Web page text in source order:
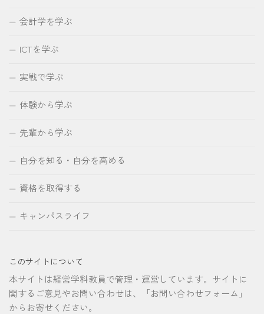
会計学を学ぶ
ICTを学ぶ
実戦で学ぶ
体験から学ぶ
先輩から学ぶ
自分を知る・自分を高める
資格を取得する
キャンパスライフ
このサイトについて
本サイトは経営学科教員で管理・運営しています。サイトに
関するご意見やお問い合わせは、「お問い合わせフォーム」
からお寄せください。